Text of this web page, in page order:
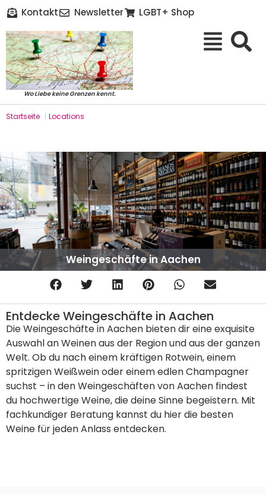
Kontakt Newsletter LGBT+ Shop
Wo Liebe keine Grenzen kennt.
Startseite | Locations
Weingeschäfte in Aachen
Entdecke Weingeschäfte in Aachen
Die Weingeschäfte in Aachen bieten dir eine exquisite
Auswahl an Weinen aus der Region und aus der ganzen
Welt. Ob du nach einem kräftigen Rotwein, einem
spritzigen Weißwein oder einem edlen Champagner
suchst – in den Weingeschäften von Aachen findest
du hochwertige Weine, die deine Sinne begeistern. Mit
fachkundiger Beratung kannst du hier die besten
Weine für jeden Anlass entdecken.